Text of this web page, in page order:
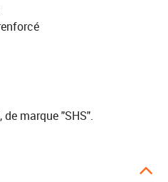
marque "SHS".